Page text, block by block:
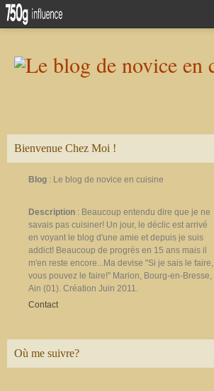
Bienvenue Chez Moi !
Blog : Le blog de novice en cuisine
Description : Beaucoup entendu dire que je ne
savais pas cuisiner! Un jour, le déclic est arrivé
en voyant le blog d'une amie et depuis je suis
addict! Beaucoup de progrès en 15 ans mais il
m'en reste encore...Ma devise "Si je sais le faire,
vous pouvez le faire!" Marion, Bourg-en-Bresse,
Ain (01). Création Juin 2011.
Contact
Où me suivre?